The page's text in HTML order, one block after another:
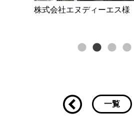
株式会社エヌディーエス様
一覧